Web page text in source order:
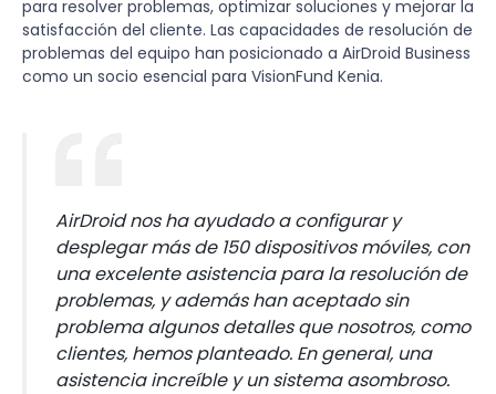
para resolver problemas, optimizar soluciones y mejorar la
satisfacción del cliente. Las capacidades de resolución de
problemas del equipo han posicionado a AirDroid Business
como un socio esencial para VisionFund Kenia.
AirDroid nos ha ayudado a configurar y
desplegar más de 150 dispositivos móviles, con
una excelente asistencia para la resolución de
problemas, y además han aceptado sin
problema algunos detalles que nosotros, como
clientes, hemos planteado. En general, una
asistencia increíble y un sistema asombroso.